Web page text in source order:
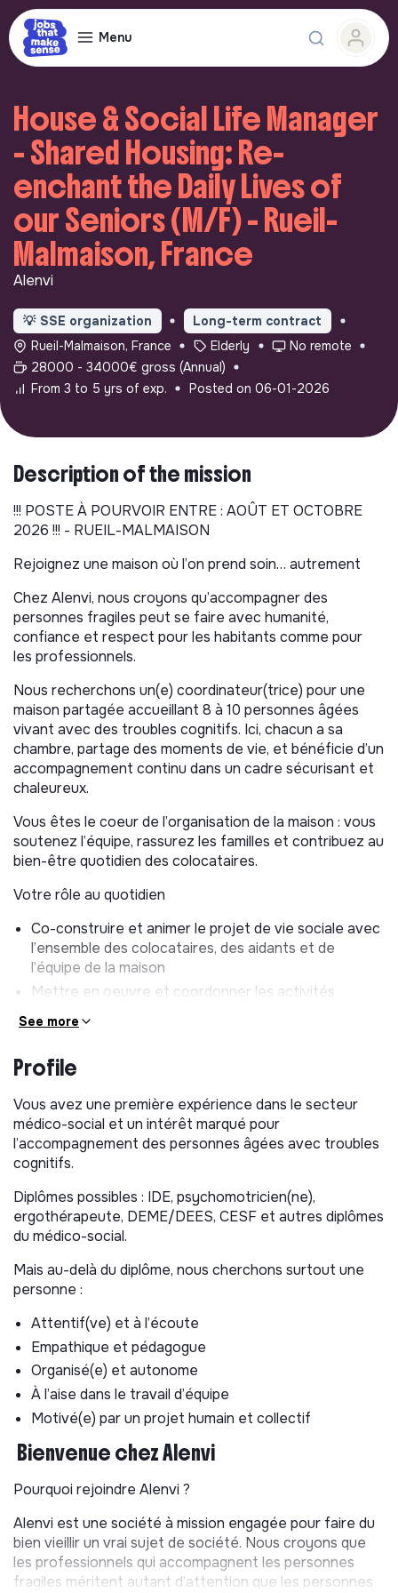
Menu
House & Social Life Manager
- Shared Housing: Re-
enchant the Daily Lives of
our Seniors (M/F) - Rueil-
Malmaison, France
Alenvi
💡 SSE organization
Long-term contract
Rueil-Malmaison, France
Elderly
No remote
28000 - 34000€ gross (Annual)
From 3 to 5 yrs of exp.
Posted on 06-01-2026
Description of the mission
!!! POSTE À POURVOIR ENTRE : AOÛT ET OCTOBRE
2026 !!! - RUEIL-MALMAISON
Rejoignez une maison où l’on prend soin… autrement
Chez Alenvi, nous croyons qu’accompagner des
personnes fragiles peut se faire avec humanité,
confiance et respect pour les habitants comme pour
les professionnels.
Nous recherchons un(e) coordinateur(trice) pour une
maison partagée accueillant 8 à 10 personnes âgées
vivant avec des troubles cognitifs. Ici, chacun a sa
chambre, partage des moments de vie, et bénéficie d’un
accompagnement continu dans un cadre sécurisant et
chaleureux.
Vous êtes le coeur de l’organisation de la maison : vous
soutenez l’équipe, rassurez les familles et contribuez au
bien-être quotidien des colocataires.
Votre rôle au quotidien
Co-construire et animer le projet de vie sociale avec
l’ensemble des colocataires, des aidants et de
l’équipe de la maison
Mettre en oeuvre et coordonner les activités
ressources nécessaires (équipe, bénévoles,
Animer et coordonner une équipe d’auxiliaires de vie
qui accompagne les colocataires au quotidien
Etre l’interlocuteur(trice) de référence des familles
et aidants, notamment dans le partage des
informations concernant la vie quotidienne des
colocataires
Assurer la coordination des différents partenaires
santé afin de s’assurer d’un suivi adapté des
personnes et développer le réseau partenarial local
Superviser l’organisation technique et logistique de la
maison
Votre mission : créer un environnement stable, vivant et
rassurant, où chacun trouve sa place (aidants, aidés et
familles).
See more
Profile
Vous avez une première expérience dans le secteur
médico-social et un intérêt marqué pour
l’accompagnement des personnes âgées avec troubles
cognitifs.
Diplômes possibles : IDE, psychomotricien(ne),
ergothérapeute, DEME/DEES, CESF et autres diplômes
du médico-social.
Mais au-delà du diplôme, nous cherchons surtout une
personne :
Attentif(ve) et à l’écoute
Empathique et pédagogue
Organisé(e) et autonome
À l’aise dans le travail d’équipe
Motivé(e) par un projet humain et collectif
Bienvenue chez Alenvi
Pourquoi rejoindre Alenvi ?
Alenvi est une société à mission engagée pour faire du
bien vieillir un vrai sujet de société. Nous croyons que
les professionnels qui accompagnent les personnes
fragiles méritent autant d’attention que les personnes